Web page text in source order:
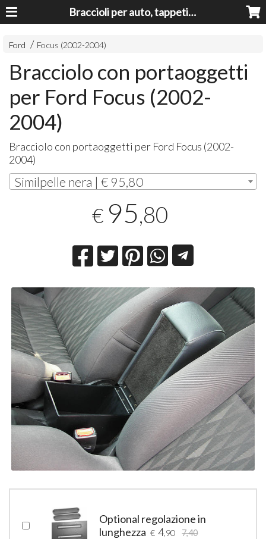
Braccioli per auto, tappeti auto, accessori auto MADE IN ITALY - Armrests, Mittelarmlehnen, Accoundoirs
Ford Focus (2002-2004)
Bracciolo con portaoggetti
per Ford Focus (2002-
2004)
Bracciolo con portaoggetti per Ford Focus (2002-
2004)
Similpelle nera | € 95,80
€ 95,80
Optional regolazione in
lunghezza € 4,90 7,40